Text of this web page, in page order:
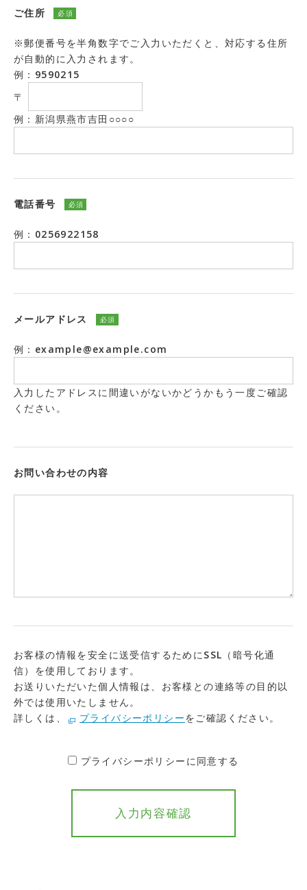
ご住所 必須
※郵便番号を半角数字でご入力いただくと、対応する住所
が自動的に入力されます。
例：9590215
〒
例：新潟県燕市吉田○○○○
電話番号 必須
例：0256922158
メールアドレス 必須
例：example@example.com
入力したアドレスに間違いがないかどうかもう一度ご確認
ください。
お問い合わせの内容
お客様の情報を安全に送受信するためにSSL（暗号化通
信）を使用しております。
お送りいただいた個人情報は、お客様との連絡等の目的以
外では使用いたしません。
詳しくは、
プライバシーポリシーをご確認ください。
プライバシーポリシーに同意する